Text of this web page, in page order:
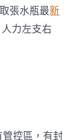
張水瓶最新
力左支右
控區，有封